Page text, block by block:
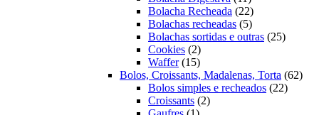
produtos
Bolacha Recheada 2222
produtos
Bolachas recheadas 55
produtos
Bolachas sortidas e outras 2525
Cookies 22
produtos
Waffer 1515
produtos
Bolos, Croissants, Madalenas, Torta 6262
Bolos simples e recheados 2222
Croissants 22